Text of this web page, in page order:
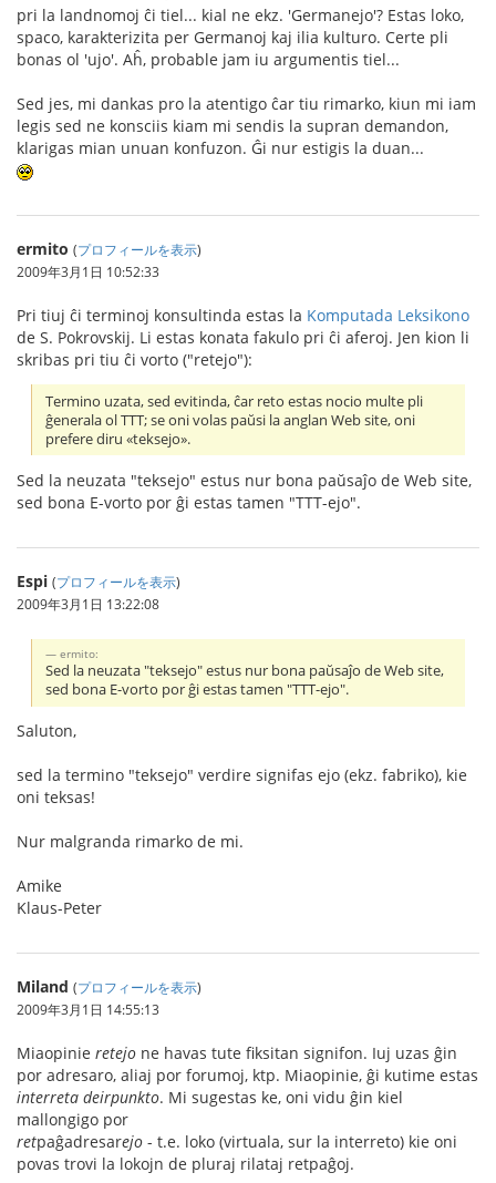
pri la landnomoj ĉi tiel... kial ne ekz. 'Germanejo'? Estas loko,
spaco, karakterizita per Germanoj kaj ilia kulturo. Certe pli
bonas ol 'ujo'. Aĥ, probable jam iu argumentis tiel...
Sed jes, mi dankas pro la atentigo ĉar tiu rimarko, kiun mi iam
legis sed ne konsciis kiam mi sendis la supran demandon,
klarigas mian unuan konfuzon. Ĝi nur estigis la duan...
ermito (プロフィールを表示)
2009年3月1日 10:52:33
Pri tiuj ĉi terminoj konsultinda estas la Komputada Leksikono
de S. Pokrovskij. Li estas konata fakulo pri ĉi aferoj. Jen kion li
skribas pri tiu ĉi vorto ("retejo"):
Termino uzata, sed evitinda, ĉar reto estas nocio multe pli
ĝenerala ol TTT; se oni volas paŭsi la anglan Web site, oni
prefere diru «teksejo».
Sed la neuzata "teksejo" estus nur bona paŭsaĵo de Web site,
sed bona E-vorto por ĝi estas tamen "TTT-ejo".
Espi (プロフィールを表示)
2009年3月1日 13:22:08
ermito:
Sed la neuzata "teksejo" estus nur bona paŭsaĵo de Web site,
sed bona E-vorto por ĝi estas tamen "TTT-ejo".
Saluton,
sed la termino "teksejo" verdire signifas ejo (ekz. fabriko), kie
oni teksas!
Nur malgranda rimarko de mi.
Amike
Klaus-Peter
Miland (プロフィールを表示)
2009年3月1日 14:55:13
Miaopinie retejo ne havas tute fiksitan signifon. Iuj uzas ĝin
por adresaro, aliaj por forumoj, ktp. Miaopinie, ĝi kutime estas
interreta deirpunkto. Mi sugestas ke, oni vidu ĝin kiel
mallongigo por
retpaĝadresarejo - t.e. loko (virtuala, sur la interreto) kie oni
povas trovi la lokojn de pluraj rilataj retpaĝoj.